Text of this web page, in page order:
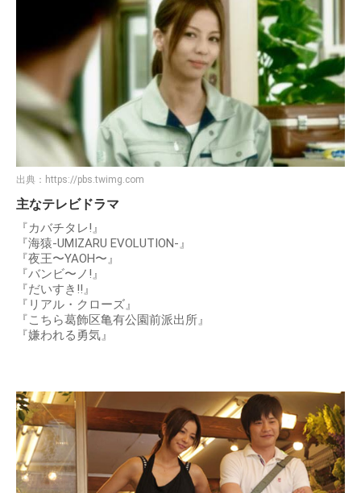
出典： https://pbs.twimg.com
主なテレビドラマ
『カバチタレ!』
『海猿-UMIZARU EVOLUTION-』
『夜王〜YAOH〜』
『バンビ〜ノ!』
『だいすき!!』
『リアル・クローズ』
『こちら葛飾区亀有公園前派出所』
『嫌われる勇気』